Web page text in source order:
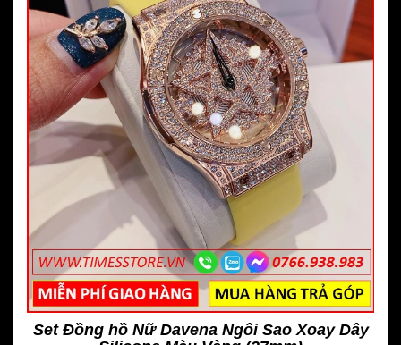
Set Đồng hồ Nữ Davena Ngôi Sao Xoay Dây